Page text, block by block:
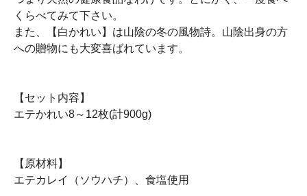
くらべてみて下さい。
また、【白かれい】は山陰の冬の風物詩。山陰出身の方
への贈物にも大変喜ばれています。
【セット内容】
エテかれい8～12枚(計900g)
【原材料】
エテカレイ（ソウハチ）、食塩使用